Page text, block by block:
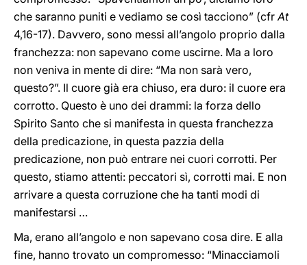
che saranno puniti e vediamo se così tacciono” (cfrAt
4,16-17). Davvero, sono messi all’angolo proprio dalla
franchezza: non sapevano come uscirne. Ma a loro
non veniva in mente di dire: “Ma non sarà vero,
questo?”. Il cuore già era chiuso, era duro: il cuore era
corrotto. Questo è uno dei drammi: la forza dello
Spirito Santo che si manifesta in questa franchezza
della predicazione, in questa pazzia della
predicazione, non può entrare nei cuori corrotti. Per
questo, stiamo attenti: peccatori sì, corrotti mai. E non
arrivare a questa corruzione che ha tanti modi di
manifestarsi …
Ma, erano all’angolo e non sapevano cosa dire. E alla
fine, hanno trovato un compromesso: “Minacciamoli